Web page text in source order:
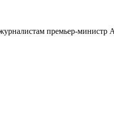
премьер-министр